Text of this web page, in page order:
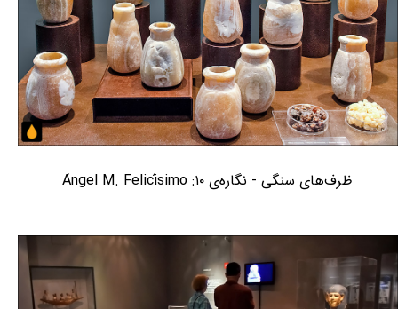
ظرف‌های سنگی - نگاره‌ی ۱۰: Ángel M. Felicísimo